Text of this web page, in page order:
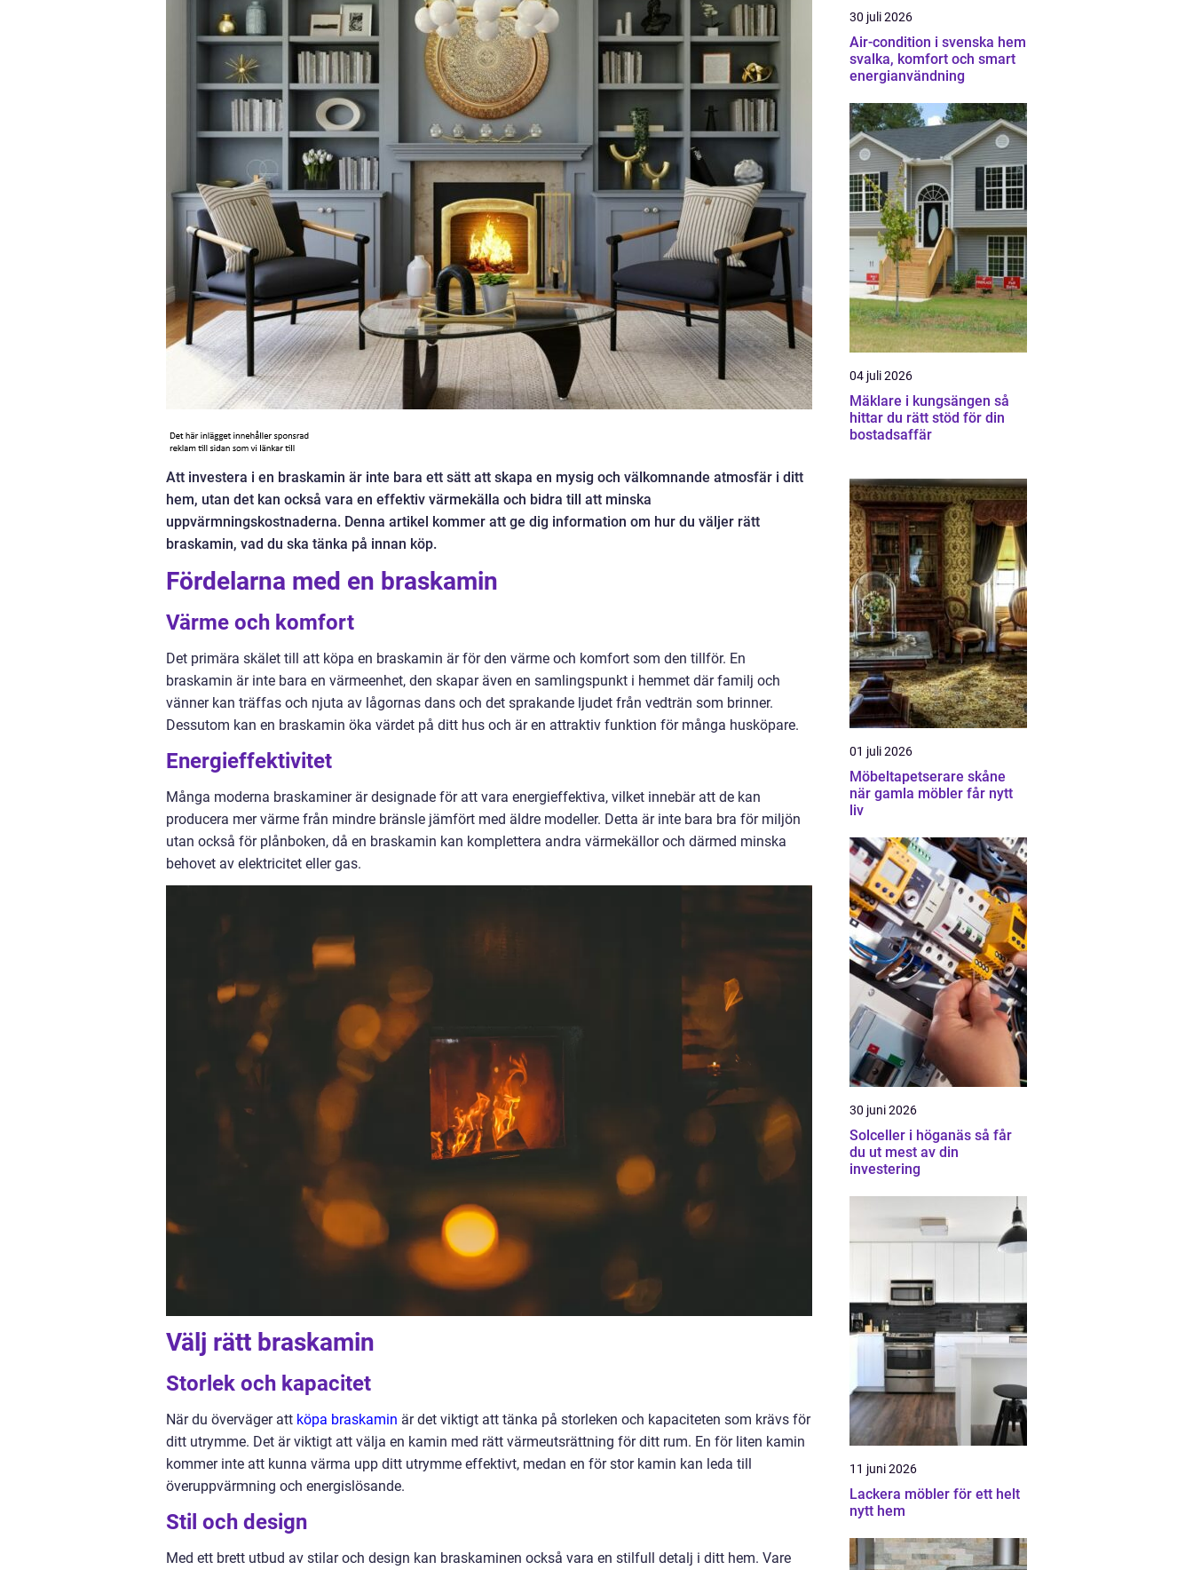
Att investera i en braskamin är inte bara ett sätt att skapa en mysig och välkomnande atmosfär i ditt
hem, utan det kan också vara en effektiv värmekälla och bidra till att minska
uppvärmningskostnaderna. Denna artikel kommer att ge dig information om hur du väljer rätt
braskamin, vad du ska tänka på innan köp.
Fördelarna med en braskamin
Värme och komfort
Det primära skälet till att köpa en braskamin är för den värme och komfort som den tillför. En
braskamin är inte bara en värmeenhet, den skapar även en samlingspunkt i hemmet där familj och
vänner kan träffas och njuta av lågornas dans och det sprakande ljudet från vedträn som brinner.
Dessutom kan en braskamin öka värdet på ditt hus och är en attraktiv funktion för många husköpare.
Energieffektivitet
Många moderna braskaminer är designade för att vara energieffektiva, vilket innebär att de kan
producera mer värme från mindre bränsle jämfört med äldre modeller. Detta är inte bara bra för miljön
utan också för plånboken, då en braskamin kan komplettera andra värmekällor och därmed minska
behovet av elektricitet eller gas.
Välj rätt braskamin
Storlek och kapacitet
När du överväger att köpa braskamin är det viktigt att tänka på storleken och kapaciteten som krävs för
ditt utrymme. Det är viktigt att välja en kamin med rätt värmeutsrättning för ditt rum. En för liten kamin
kommer inte att kunna värma upp ditt utrymme effektivt, medan en för stor kamin kan leda till
överuppvärmning och energislösande.
Stil och design
Med ett brett utbud av stilar och design kan braskaminen också vara en stilfull detalj i ditt hem. Vare
30 juli 2026
Air-condition i svenska hem
svalka, komfort och smart
energianvändning
04 juli 2026
Mäklare i kungsängen så
hittar du rätt stöd för din
bostadsaffär
01 juli 2026
Möbeltapetserare skåne
när gamla möbler får nytt
liv
30 juni 2026
Solceller i höganäs så får
du ut mest av din
investering
11 juni 2026
Lackera möbler för ett helt
nytt hem